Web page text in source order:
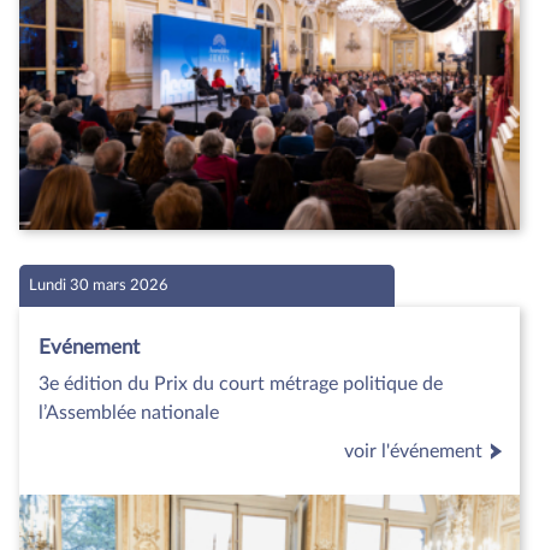
Lundi 30 mars 2026
Evénement
3e édition du Prix du court métrage politique de
l’Assemblée nationale
voir l'événement